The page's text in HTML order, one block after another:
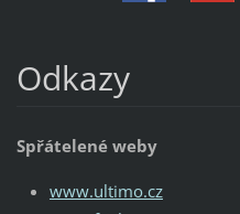
Odkazy
Spřátelené weby
www.ultimo.cz